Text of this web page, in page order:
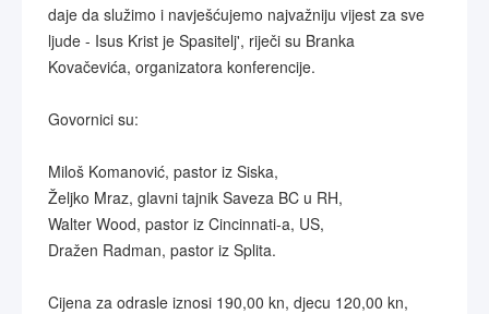
daje da služimo i navješćujemo najvažniju vijest za sve
ljude - Isus Krist je Spasitelj', riječi su Branka
Kovačevića, organizatora konferencije.
Govornici su:
Miloš Komanović, pastor iz Siska,
Željko Mraz, glavni tajnik Saveza BC u RH,
Walter Wood, pastor iz Cincinnati-a, US,
Dražen Radman, pastor iz Splita.
Cijena za odrasle iznosi 190,00 kn, djecu 120,00 kn,